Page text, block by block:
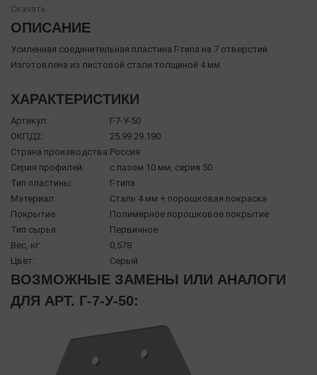
Скачать
ОПИСАНИЕ
Усиленная соединительная пластина Г-типа на 7 отверстий.
Изготовлена из листовой стали толщиной 4 мм.
ХАРАКТЕРИСТИКИ
Артикул:
Г-7-У-50
ОКПД2:
25.99.29.190
Страна производства:Россия
Серия профилей:
с пазом 10 мм, серия 50
Тип пластины:
Г-типа
Материал:
Сталь 4 мм + порошковая покраска
Покрытие:
Полимерное порошковое покрытие
Тип сырья:
Первичное
Вес, кг:
0,578
Цвет:
Серый
ВОЗМОЖНЫЕ ЗАМЕНЫ ИЛИ АНАЛОГИ
ДЛЯ АРТ. Г-7-У-50: